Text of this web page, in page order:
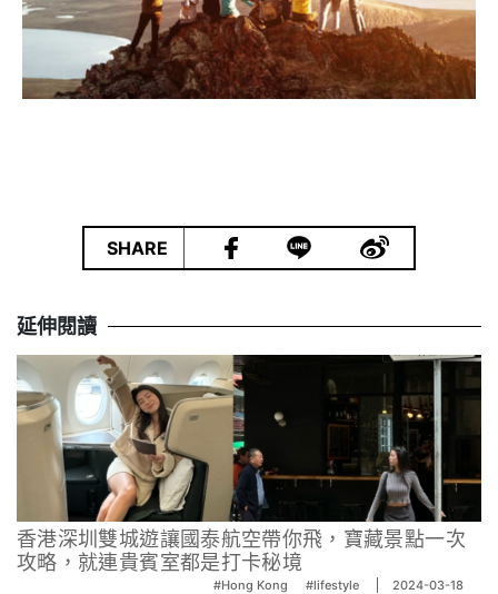
SHARE
延伸閱讀
⾹港深圳雙城遊讓國泰航空帶你⾶，寶藏景點⼀次
攻略，就連貴賓室都是打卡秘境
#Hong Kong #lifestyle 2024-03-18